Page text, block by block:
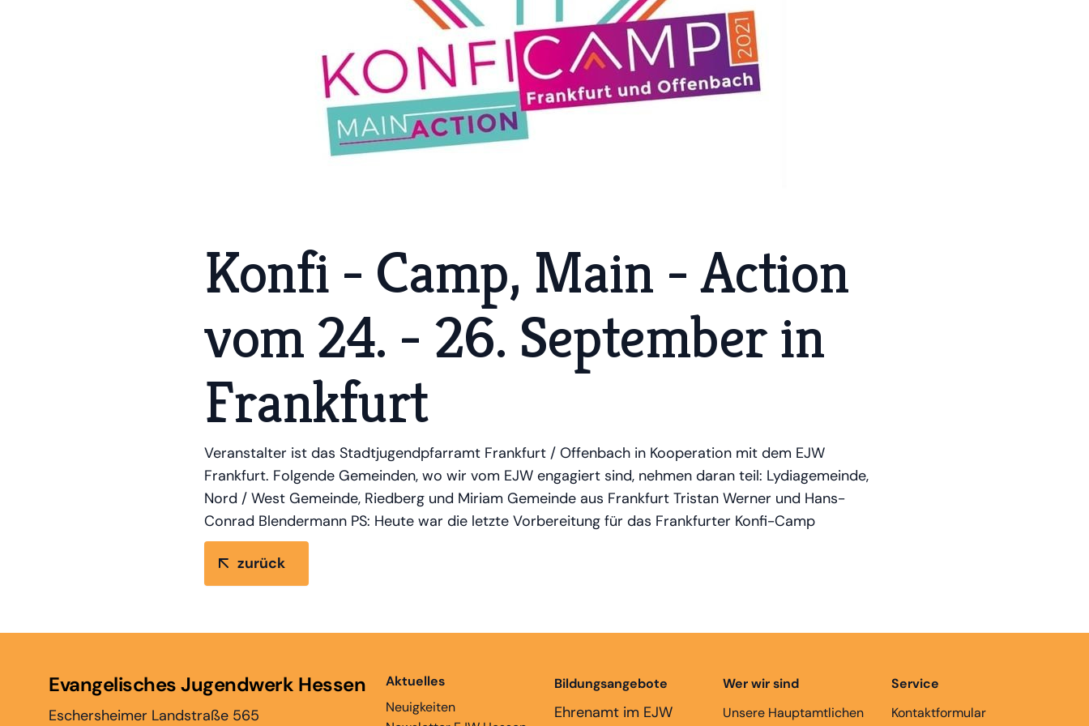
Konfi - Camp, Main - Action
vom 24. - 26. September in
Frankfurt
Veranstalter ist das Stadtjugendpfarramt Frankfurt / Offenbach in Kooperation mit dem EJW
Frankfurt. Folgende Gemeinden, wo wir vom EJW engagiert sind, nehmen daran teil: Lydiagemeinde,
Nord / West Gemeinde, Riedberg und Miriam Gemeinde aus Frankfurt Tristan Werner und Hans-
Conrad Blendermann PS: Heute war die letzte Vorbereitung für das Frankfurter Konfi-Camp
zurück
Evangelisches Jugendwerk Hessen
Eschersheimer Landstraße 565
Aktuelles
Neuigkeiten
Bildungsangebote
Ehrenamt im EJW
Wer wir sind
Unsere Hauptamtlichen
Service
Kontaktformular